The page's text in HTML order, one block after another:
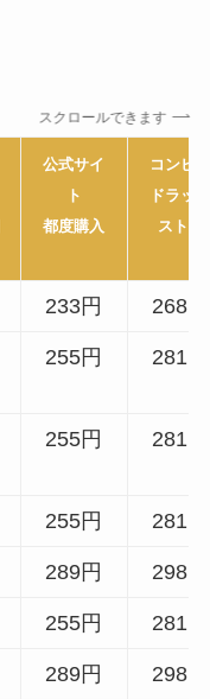
スクロールできます
公式サイ
ト
都度購入
コンビ
ドラッ
ストア
233円 268円
255円 281円
255円 281円
255円 281円
289円 298円
255円 281円
289円 298円